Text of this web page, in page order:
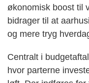
økonomisk boost til
bidrager til at
og mere tryg
Centralt i
hvor parterne